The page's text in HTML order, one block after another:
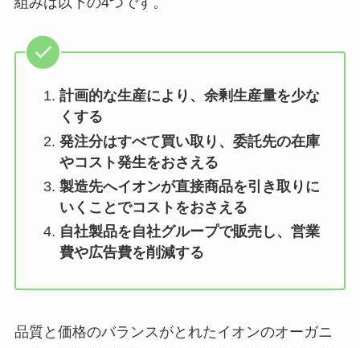
計画的な生産により、余剰生産量を少な
くする
発注分はすべて買い取り、委託先の在庫
やコスト発生をおさえる
製造先へイオンが直接商品を引き取りに
いくことでコストをおさえる
自社製品を自社グループで販売し、営業
費や広告費を削減する
品質と価格のバランスがとれたイオンのオーガニ